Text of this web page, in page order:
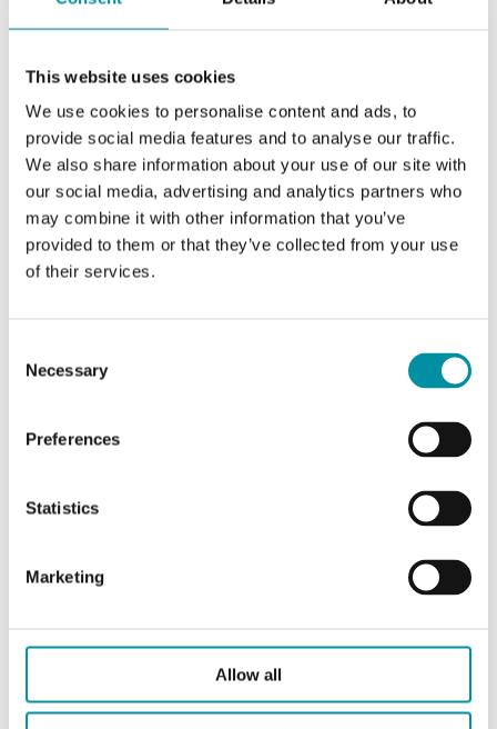
This website uses cookies
We use cookies to personalise content and ads, to
provide social media features and to analyse our traffic.
We also share information about your use of our site with
our social media, advertising and analytics partners who
may combine it with other information that you’ve
provided to them or that they’ve collected from your use
of their services.
Selection
Necessary
Preferences
Statistics
Marketing
Allow all
Materiale, base
Miscela PC+ABS
(Bayblend®)
DBET... (EN)
Istruzioni
DBET... (EN)